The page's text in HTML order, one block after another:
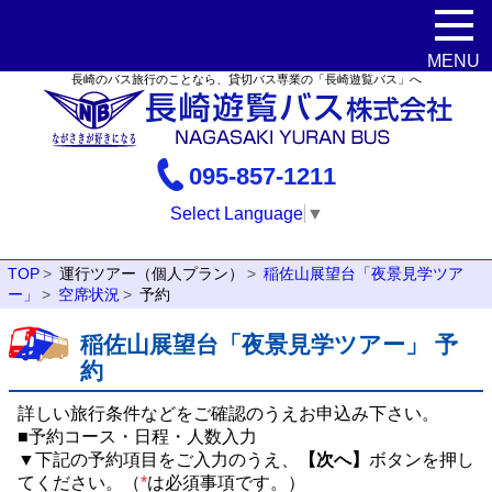
長崎のバス旅行のことなら、貸切バス専業の「長崎遊覧バス」へ
095-857-1211
Select Language ▼
TOP 運行ツアー（個人プラン）
稲佐山展望台「夜景見学ツア
ー」
空席状況 予約
稲佐山展望台「夜景見学ツアー」 予
約
詳しい旅行条件などをご確認のうえお申込み下さい。
■予約コース・日程・人数入力
▼下記の予約項目をご入力のうえ、
【次へ】 ボタンを押し
てください。（*は必須事項です。）